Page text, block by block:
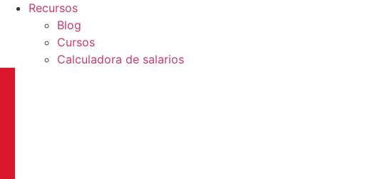
Recursos
Blog
Cursos
Calculadora de salarios